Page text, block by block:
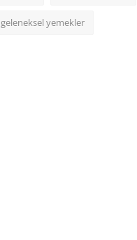
geleneksel yemekler